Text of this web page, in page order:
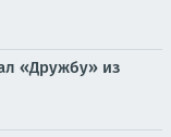
«Дружбу» из